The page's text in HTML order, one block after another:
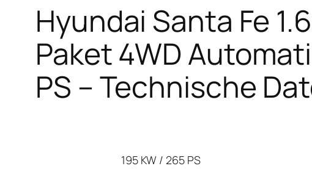
Hyundai Santa Fe
Paket 4WD
PS – Technische
195 KW / 265 PS